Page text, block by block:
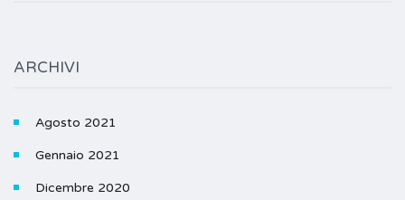
ARCHIVI
Agosto 2021
Gennaio 2021
Dicembre 2020